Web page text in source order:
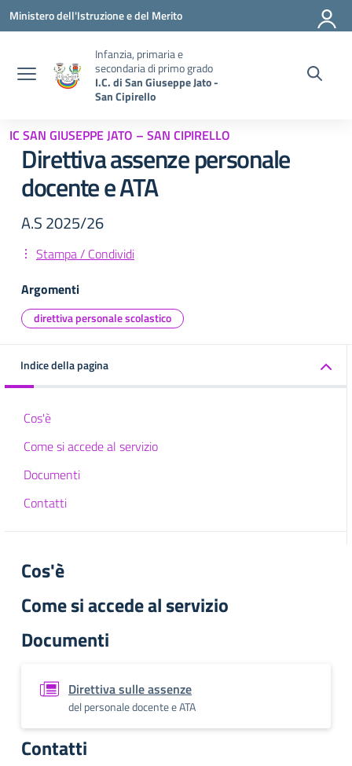
Vai ai contenuti
Vai al menu di navigazione
Vai al footer
Ministero dell'Istruzione e del Merito
Infanzia, primaria e
secondaria di primo grado
I.C. di San Giuseppe Jato -
San Cipirello
IC SAN GIUSEPPE JATO – SAN CIPIRELLO
Direttiva assenze personale
docente e ATA
A.S 2025/26
Stampa / Condividi
Argomenti
direttiva personale scolastico
Indice della pagina
Cos'è
Come si accede al servizio
Documenti
Contatti
Cos'è
Come si accede al servizio
Documenti
Direttiva sulle assenze
del personale docente e ATA
Contatti